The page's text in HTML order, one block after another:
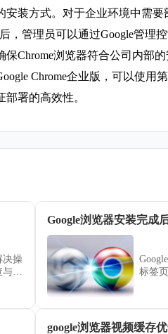
装方式。对于企业环境中需
，管理员可以通过Google管
Chrome浏览器符合公司内部的
Chrome企业版，可以使用
署的高效性。
决操
与修
标签